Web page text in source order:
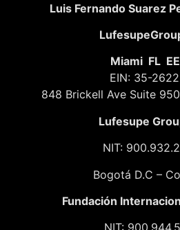
Luis Fernando Suarez
Miami FL
EIN: 35-
848 Brickell Ave Suite
Lufesupe
NIT:
Bogotá D.C –
Fundación